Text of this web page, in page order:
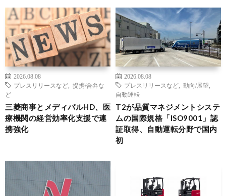
2026.08.08
プレスリリースなど
提携/合弁な
ど
三菱商事とメディパルHD、医
療機関の経営効率化支援で連
携強化
2026.08.08
プレスリリースなど
動向/展望
自動運転
T2が品質マネジメントシステ
ムの国際規格「ISO9001」認
証取得、自動運転分野で国内
初